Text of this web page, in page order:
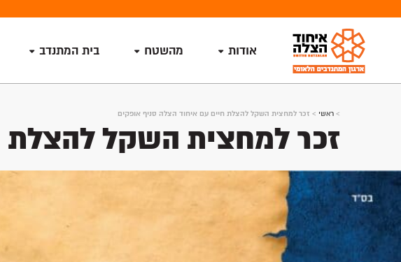
אודות מהשטח בית המתנדב
> ראשי > זכר למחצית השקל להצלת חיים עם איחוד הצלה סניף אופקים
זכר למחצית השקל להצלת